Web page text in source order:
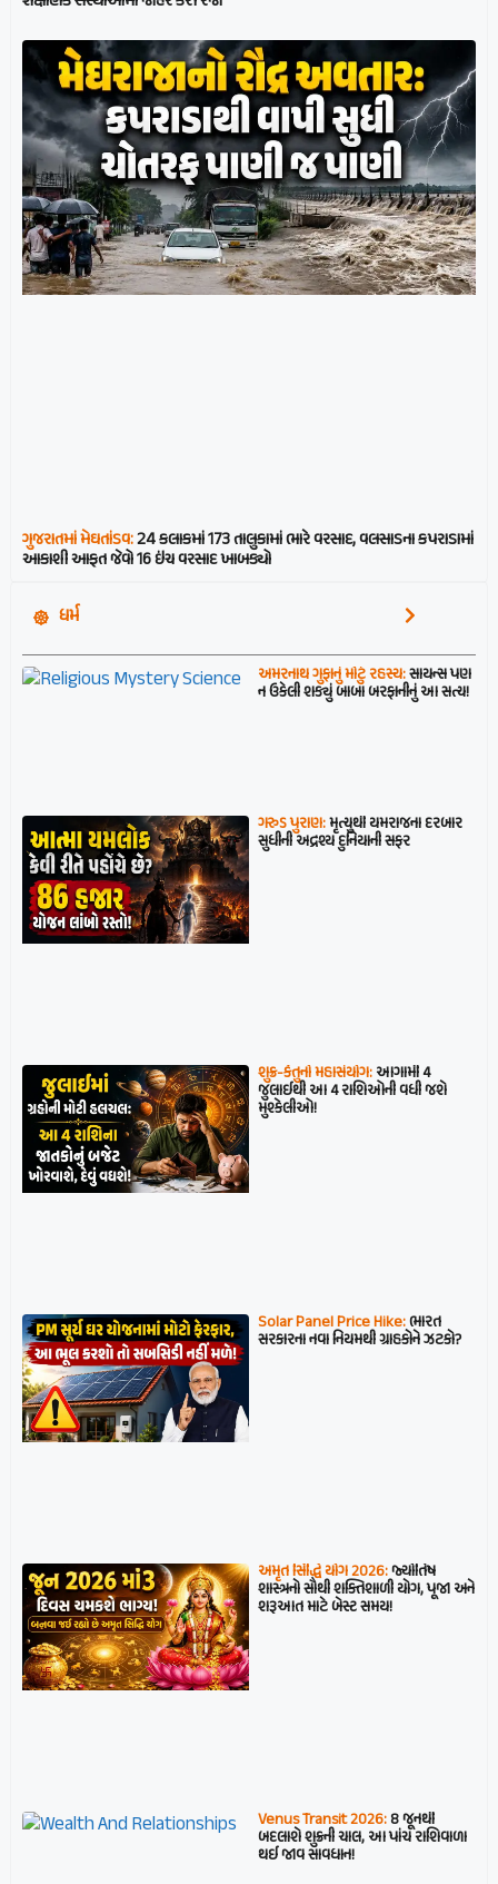
ગુજરાતમાં મેઘતાંડવ:24 કલાકમાં 173 તાલુકામાં ભારે વરસાદ, વલસાડના કપરાડામાં
આકાશી આફત જેવો 16 ઇંચ વરસાદ ખાબક્યો
ધર્મ
અમરનાથ ગુફાનું મોટું રહસ્ય:સાયન્સ પણ
ન ઉકેલી શક્યું બાબા બરફાનીનું આ સત્ય!
ગરુડ પુરાણ:મૃત્યુથી યમરાજના દરબાર
સુધીની અદ્રશ્ય દુનિયાની સફર
શુક્ર-કેતુનો મહાસંયોગ:આગામી 4
જુલાઈથી આ 4 રાશિઓની વધી જશે
મુશ્કેલીઓ!
Solar Panel Price Hike:ભારત
સરકારના નવા નિયમથી ગ્રાહકોને ઝટકો?
અમૃત સિદ્ધિ યોગ 2026:જ્યોતિષ
શાસ્ત્રનો સૌથી શક્તિશાળી યોગ, પૂજા અને
શરૂઆત માટે બેસ્ટ સમય!
Venus Transit 2026:8 જૂનથી
બદલાશે શુક્રની ચાલ, આ પાંચ રાશિવાળા
થઈ જાવ સાવધાન!